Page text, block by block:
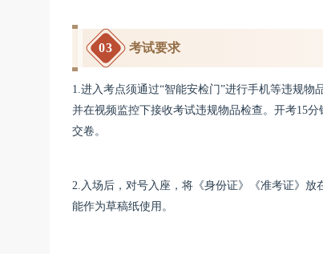
03 考试要求
1.进入考点须通过“智能安检门”进行手机等违规物
并在视频监控下接收考试违规物品检查。开考15
交卷。
2.入场后，对号入座，将《身份证》《准考证》
能作为草稿纸使用。